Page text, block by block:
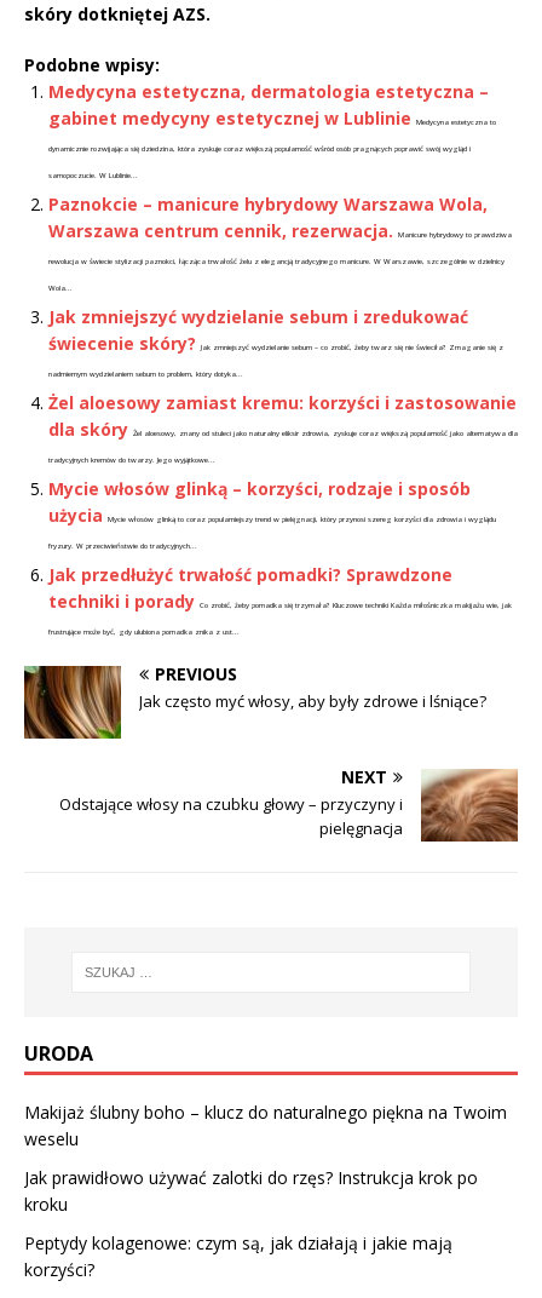
skóry dotkniętej AZS.
Podobne wpisy:
Medycyna estetyczna, dermatologia estetyczna –
gabinet medycyny estetycznej w Lublinie
Medycyna estetyczna to
dynamicznie rozwijająca się dziedzina, która zyskuje coraz większą popularność wśród osób pragnących poprawić swój wygląd i
samopoczucie. W Lublinie...
Paznokcie – manicure hybrydowy Warszawa Wola,
Warszawa centrum cennik, rezerwacja.
Manicure hybrydowy to prawdziwa
rewolucja w świecie stylizacji paznokci, łącząca trwałość żelu z elegancją tradycyjnego manicure. W Warszawie, szczególnie w dzielnicy
Wola...
Jak zmniejszyć wydzielanie sebum i zredukować
świecenie skóry?
Jak zmniejszyć wydzielanie sebum – co zrobić, żeby twarz się nie świeciła? Zmaganie się z
nadmiernym wydzielaniem sebum to problem, który dotyka...
Żel aloesowy zamiast kremu: korzyści i zastosowanie
dla skóry Żel aloesowy, znany od stuleci jako naturalny eliksir zdrowia, zyskuje coraz większą popularność jako alternatywa dla
tradycyjnych kremów do twarzy. Jego wyjątkowe...
Mycie włosów glinką – korzyści, rodzaje i sposób
użycia
Mycie włosów glinką to coraz popularniejszy trend w pielęgnacji, który przynosi szereg korzyści dla zdrowia i wyglądu
fryzury. W przeciwieństwie do tradycyjnych...
Jak przedłużyć trwałość pomadki? Sprawdzone
techniki i porady Co zrobić, żeby pomadka się trzymała? Kluczowe techniki Każda miłośniczka makijażu wie, jak
frustrujące może być, gdy ulubiona pomadka znika z ust...
PREVIOUS
Jak często myć włosy, aby były zdrowe i lśniące?
NEXT
Odstające włosy na czubku głowy – przyczyny i
pielęgnacja
URODA
Makijaż ślubny boho – klucz do naturalnego piękna na Twoim
weselu
Jak prawidłowo używać zalotki do rzęs? Instrukcja krok po
kroku
Peptydy kolagenowe: czym są, jak działają i jakie mają
korzyści?